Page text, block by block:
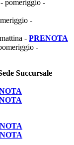
pomeriggio -
-
- PRENOTA
-
Succursale